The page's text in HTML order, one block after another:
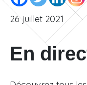
26 juillet 2021
En